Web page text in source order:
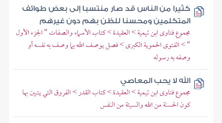
كثيرا من الناس قد صار منتسبا إلى بعض طوائف
المتكلمين ومحسنا للظن بهم دون غيرهم
مجموع فتاوى ابن تيمية > العقيدة > كتاب الأسماء والصفات " الجزء الأول
" > الفتوى الحموية الكبرى > فصل يوصف الله بما وصف به نفسه أو
وصفه به رسوله
الله لا يحب المعاصي
مجموع فتاوى ابن تيمية > العقيدة > كتاب القدر > الفروق التي يتبين بها
كون الحسنة من الله والسيئة من النفس